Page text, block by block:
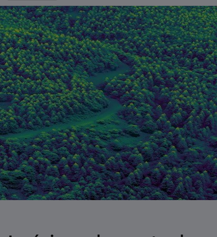
Image
à
la
une
Image